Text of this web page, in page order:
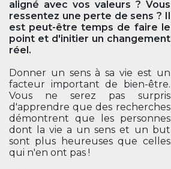
aligné avec vos valeurs ? Vous
ressentez une perte de sens ? Il
est peut-être temps de faire le
point et d'initier un changement
réel.
Donner un sens à sa vie est un
facteur important de bien-être.
Vous ne serez pas surpris
d'apprendre que des recherches
démontrent que les personnes
dont la vie a un sens et un but
sont plus heureuses que celles
qui n'en ont pas !